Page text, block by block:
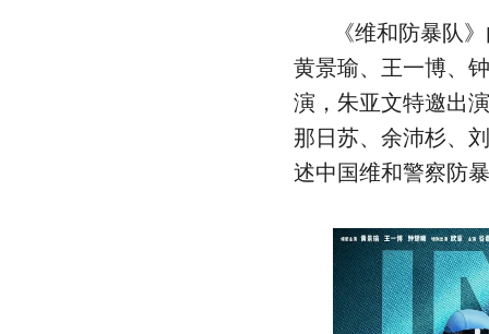
《维和防暴队
黄景瑜、王一博、
演，朱亚文特邀出
那日苏、余沛杉、
述中国维和警察防